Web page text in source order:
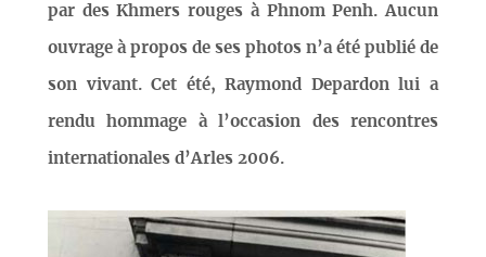
par des Khmers rouges à Phnom Penh. Aucun
ouvrage à propos de ses photos n’a été publié de
son vivant. Cet été, Raymond Depardon lui a
rendu hommage à l’occasion des rencontres
internationales d’Arles 2006.